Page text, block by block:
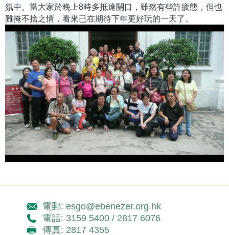
氛中。當大家於晚上8時多抵達關口，雖然有些許疲態，但也
難掩不捨之情，看來已在期待下年更好玩的一天了。
電郵: esgo@ebenezer.org.hk
電話: 3159 5400 / 2817 6076
傳真: 2817 4355